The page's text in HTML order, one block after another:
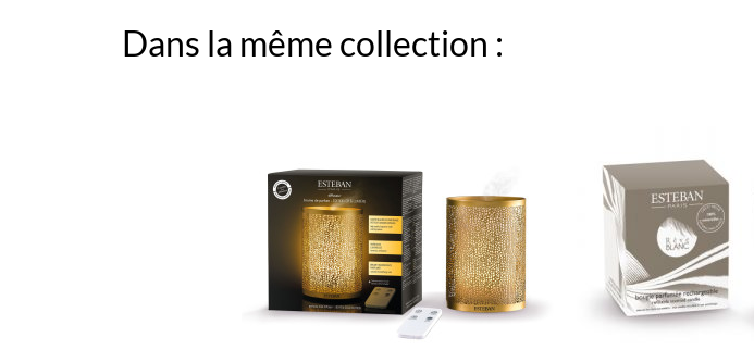
Dans la même collection :